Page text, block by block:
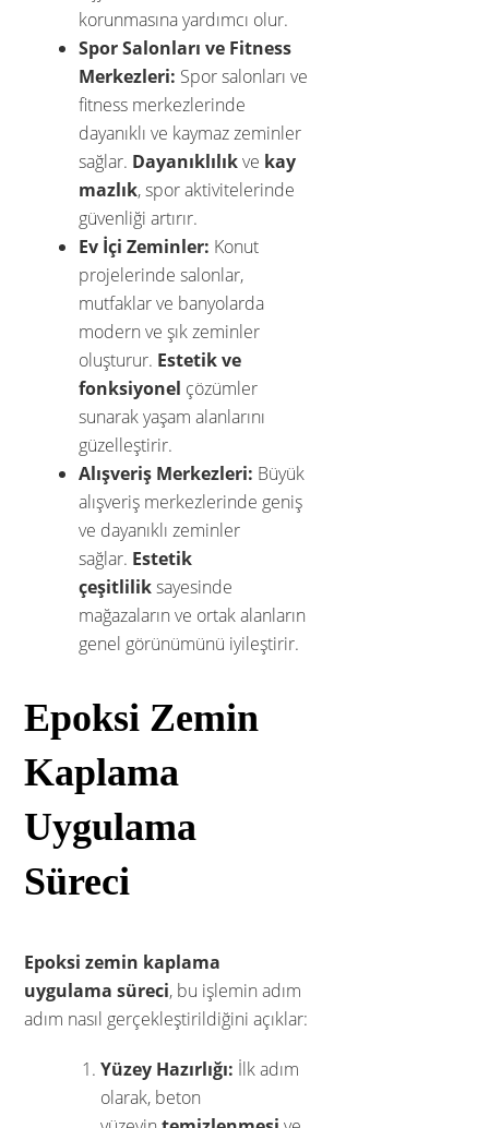
korunmasına yardımcı olur.
Spor Salonları ve Fitness
Merkezleri: Spor salonları ve
fitness merkezlerinde
dayanıklı ve kaymaz zeminler
sağlar. Dayanıklılıkve kay
mazlık, spor aktivitelerinde
güvenliği artırır.
Ev İçi Zeminler: Konut
projelerinde salonlar,
mutfaklar ve banyolarda
modern ve şık zeminler
oluşturur. Estetik ve
fonksiyonel çözümler
sunarak yaşam alanlarını
güzelleştirir.
Alışveriş Merkezleri: Büyük
alışveriş merkezlerinde geniş
ve dayanıklı zeminler
sağlar. Estetik
çeşitliliksayesinde
mağazaların ve ortak alanların
genel görünümünü iyileştirir.
Epoksi Zemin
Kaplama
Uygulama
Süreci
Epoksi zemin kaplama
uygulama süreci, bu işlemin adım
adım nasıl gerçekleştirildiğini açıklar:
Yüzey Hazırlığı: İlk adım
olarak, beton